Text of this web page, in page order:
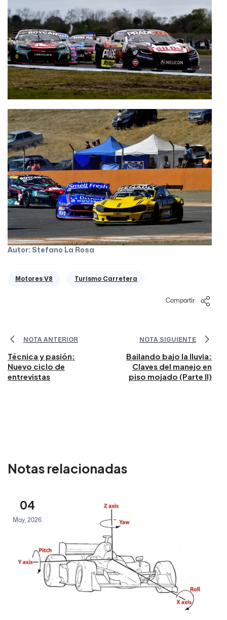
Autor: Stefano La Rosa
Motores V8 Turismo Carretera
Compartir
NOTA ANTERIOR
Técnica y pasión:
Nuevo ciclo de
entrevistas
NOTA SIGUIENTE
Bailando bajo la lluvia:
Claves del manejo en
piso mojado (Parte II)
Notas relacionadas
04
May, 2026